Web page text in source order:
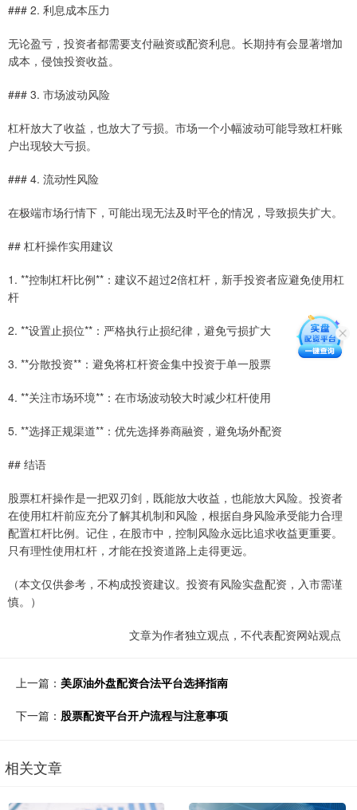
### 2. 利息成本压力
无论盈亏，投资者都需要支付融资或配资利息。长期持有会显著增加
成本，侵蚀投资收益。
### 3. 市场波动风险
杠杆放大了收益，也放大了亏损。市场一个小幅波动可能导致杠杆账
户出现较大亏损。
### 4. 流动性风险
在极端市场行情下，可能出现无法及时平仓的情况，导致损失扩大。
## 杠杆操作实用建议
1. **控制杠杆比例**：建议不超过2倍杠杆，新手投资者应避免使用杠
杆
2. **设置止损位**：严格执行止损纪律，避免亏损扩大
3. **分散投资**：避免将杠杆资金集中投资于单一股票
4. **关注市场环境**：在市场波动较大时减少杠杆使用
5. **选择正规渠道**：优先选择券商融资，避免场外配资
## 结语
股票杠杆操作是一把双刃剑，既能放大收益，也能放大风险。投资者
在使用杠杆前应充分了解其机制和风险，根据自身风险承受能力合理
配置杠杆比例。记住，在股市中，控制风险永远比追求收益更重要。
只有理性使用杠杆，才能在投资道路上走得更远。
（本文仅供参考，不构成投资建议。投资有风险实盘配资，入市需谨
慎。）
文章为作者独立观点，不代表配资网站观点
上一篇： 美原油外盘配资合法平台选择指南
下一篇： 股票配资平台开户流程与注意事项
相关文章